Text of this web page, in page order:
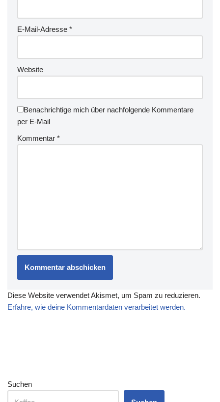
E-Mail-Adresse *
Website
Benachrichtige mich über nachfolgende Kommentare
per E-Mail
Kommentar *
Diese Website verwendet Akismet, um Spam zu reduzieren.
Erfahre, wie deine Kommentardaten verarbeitet werden.
Suchen